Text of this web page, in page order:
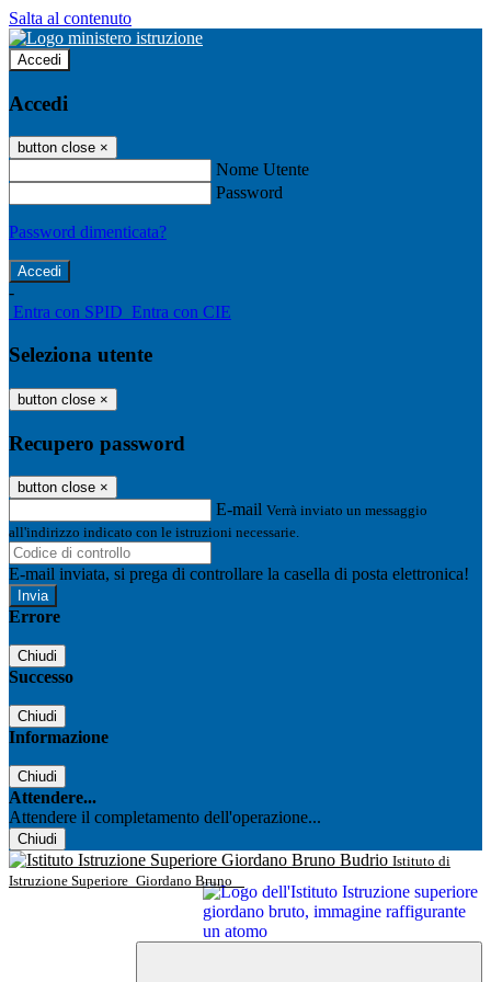
Salta al contenuto
Accedi
Accedi
button close ×
Nome Utente
Password
Password dimenticata?
-
Entra con SPID Entra con CIE
Seleziona utente
button close ×
Recupero password
button close ×
E-mail Verrà inviato un messaggio
all'indirizzo indicato con le istruzioni necessarie.
E-mail inviata, si prega di controllare la casella di posta elettronica!
Errore
Chiudi
Successo
Chiudi
Informazione
Chiudi
Attendere...
Attendere il completamento dell'operazione...
Chiudi
Istituto di
Istruzione Superiore Giordano Bruno